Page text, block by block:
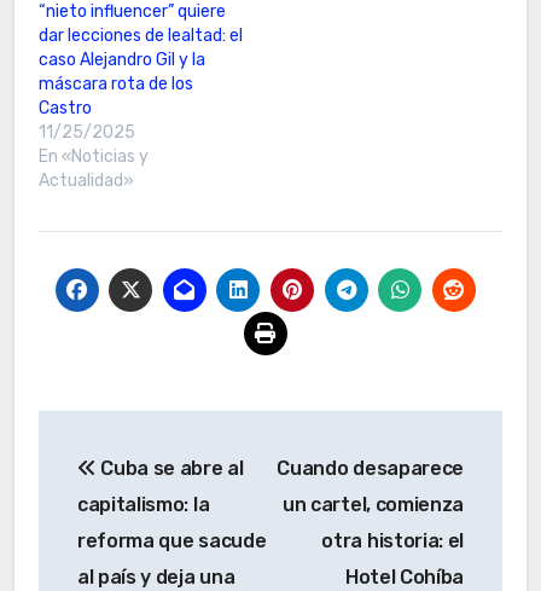
“nieto influencer” quiere
dar lecciones de lealtad: el
caso Alejandro Gil y la
máscara rota de los
Castro
11/25/2025
En «Noticias y
Actualidad»
de
entradas
Cuba se abre al
capitalismo: la
reforma que sacude
al país y deja una
Cuando desaparece
un cartel, comienza
otra historia: el
Hotel Cohíba